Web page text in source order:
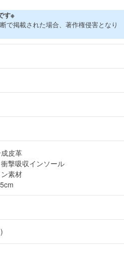
す※
で掲載された場合、著作権侵害となり
皮革
撃吸収インソール
素材